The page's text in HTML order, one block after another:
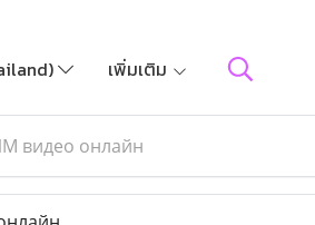
เพิ่มเติม
видео онлайн